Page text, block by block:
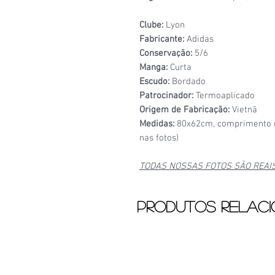
Clube: Lyon
Fabricante: Adidas
Conservação: 5/6
Manga: Curta
Escudo: Bordado
Patrocinador: Termoaplicado
Origem de Fabricação: Vietnã
Medidas: 80x62cm,
nas fotos)
TODAS NOSSAS FOTOS SÃO
Produtos